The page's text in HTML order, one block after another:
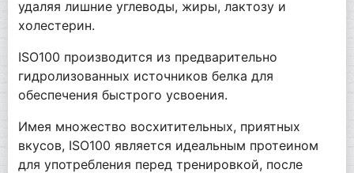
удаляя лишние углеводы, жиры, лактозу и
холестерин.
ISO100 производится из предварительно
гидролизованных источников белка для
обеспечения быстрого усвоения.
Имея множество восхитительных, приятных
вкусов, ISO100 является идеальным протеином
для употребления перед тренировкой, после